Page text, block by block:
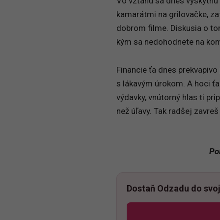
kamarátmi na grilovačke,
dobrom filme. Diskusia o
kým sa nedohodnete na
Financie ťa dnes
s lákavým úrokom. A hoci
výdavky, vnútorný hlas ti
než úľavy. Tak radšej
Dostaň Odzadu do